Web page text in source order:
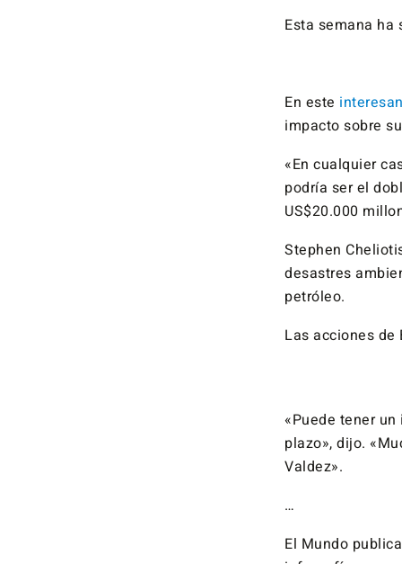
Esta semana ha
En este
impacto sobre
«En cualquier
podría ser el
US$20.000
Stephen
desastres
petróleo.
Las acciones de
«Puede tener
plazo», dijo.
Valdez».
…
El Mundo